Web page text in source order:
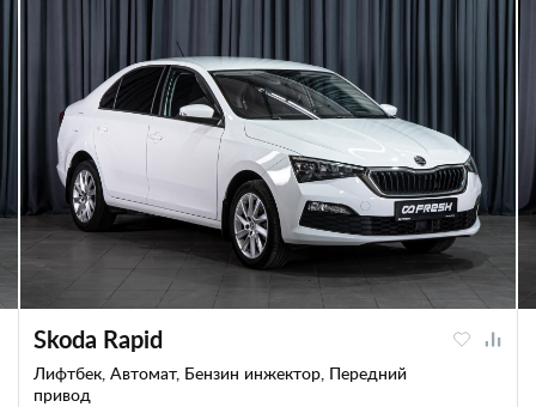
Skoda Rapid
Лифтбек, Автомат, Бензин инжектор, Передний
привод